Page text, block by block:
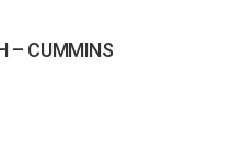
– CUMMINS